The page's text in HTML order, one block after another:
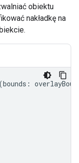
obiektu
nakładkę na
(bounds :